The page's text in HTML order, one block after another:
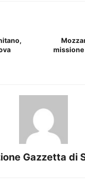
Gazzetta di